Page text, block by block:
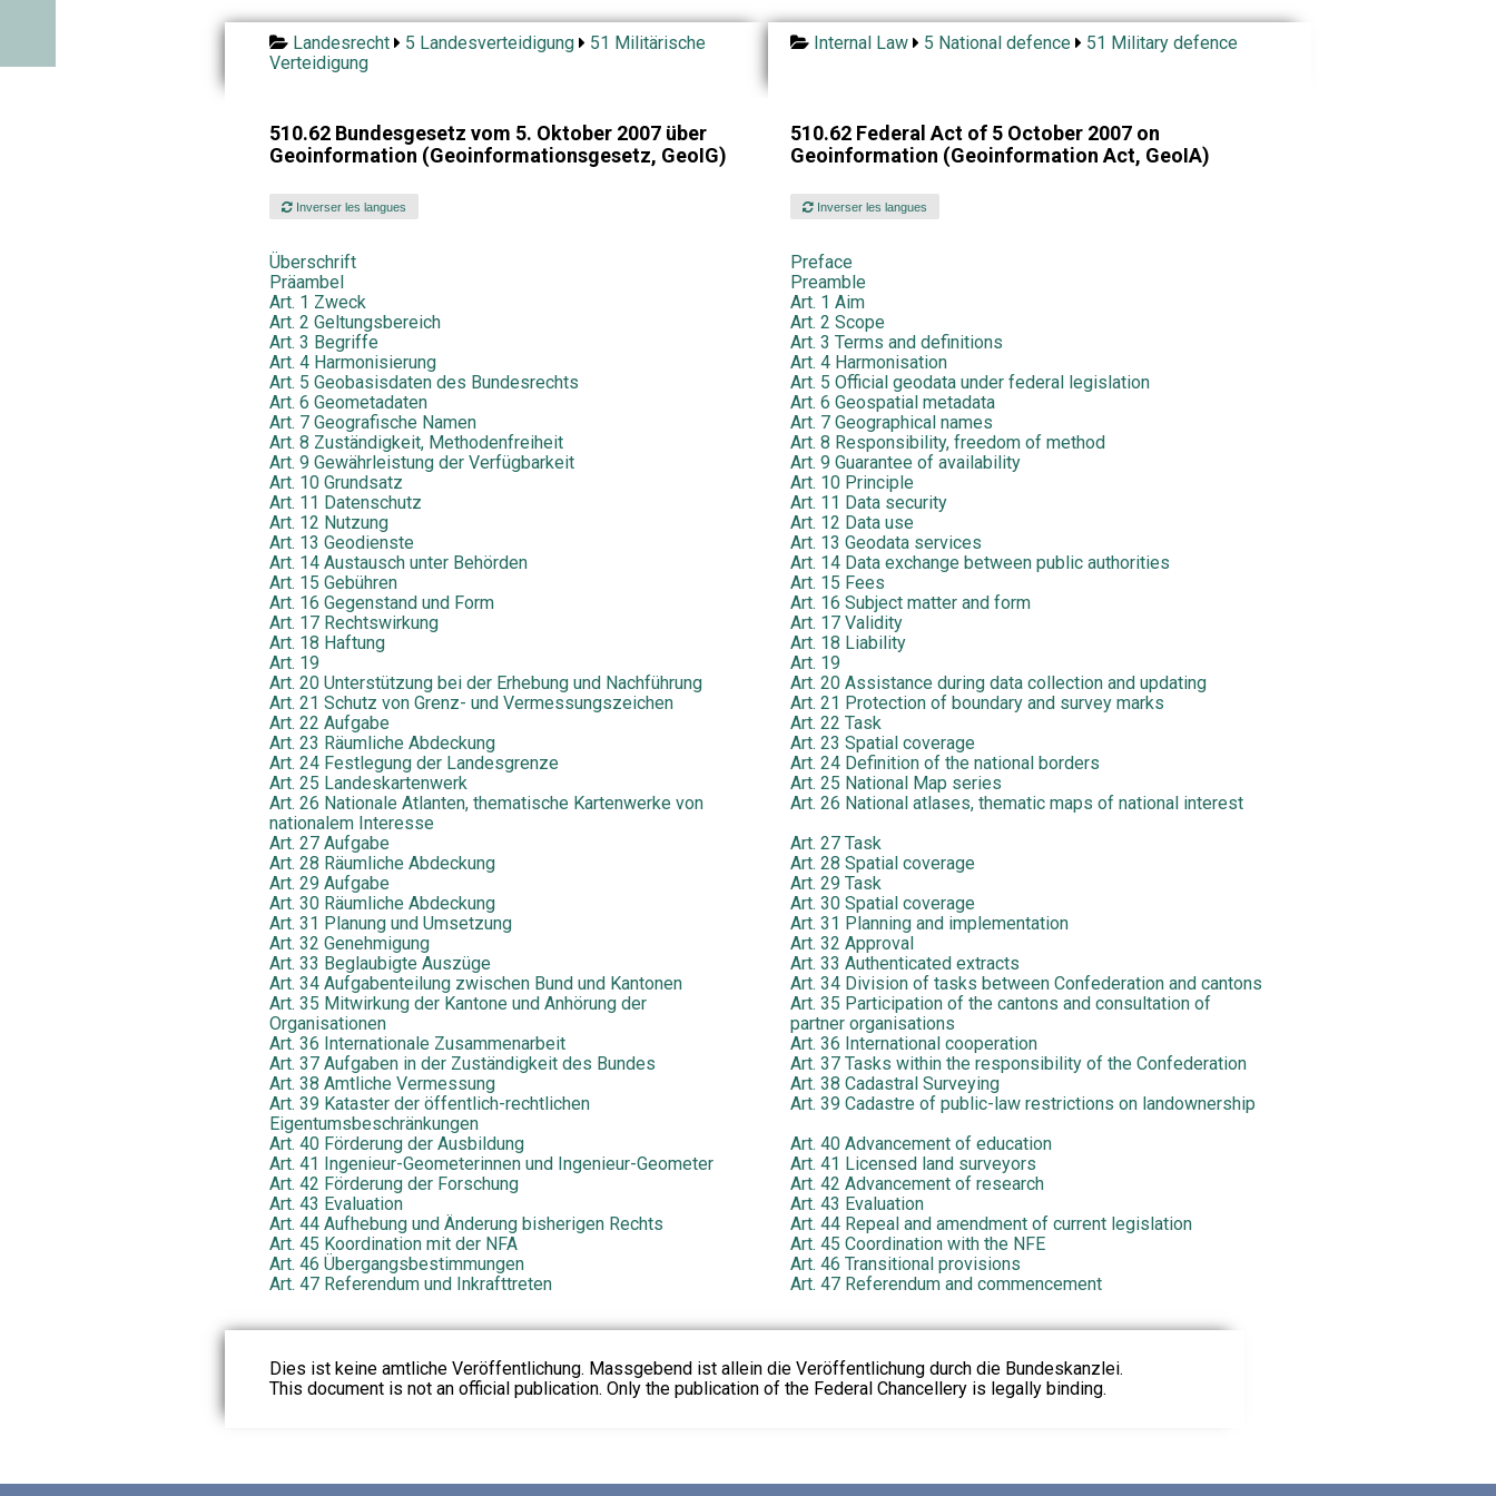
Landesrecht 5 Landesverteidigung
51 Militärische
Verteidigung
Internal Law 5 National defence 51 Military defence
510.62 Bundesgesetz vom 5. Oktober 2007 über
Geoinformation (Geoinformationsgesetz, GeoIG)
Inverser les langues
510.62 Federal Act of 5 October 2007 on
Geoinformation (Geoinformation Act, GeoIA)
Inverser les langues
Überschrift
Preface
Präambel
Preamble
Art. 1 Zweck
Art. 1 Aim
Art. 2 Geltungsbereich
Art. 2 Scope
Art. 3 Begriffe
Art. 3 Terms and definitions
Art. 4 Harmonisierung
Art. 4 Harmonisation
Art. 5 Geobasisdaten des Bundesrechts
Art. 5 Official geodata under federal legislation
Art. 6 Geometadaten
Art. 6 Geospatial metadata
Art. 7 Geografische Namen
Art. 7 Geographical names
Art. 8 Zuständigkeit, Methodenfreiheit
Art. 8 Responsibility, freedom of method
Art. 9 Gewährleistung der Verfügbarkeit
Art. 9 Guarantee of availability
Art. 10 Grundsatz
Art. 10 Principle
Art. 11 Datenschutz
Art. 11 Data security
Art. 12 Nutzung
Art. 12 Data use
Art. 13 Geodienste
Art. 13 Geodata services
Art. 14 Austausch unter Behörden
Art. 14 Data exchange between public authorities
Art. 15 Gebühren
Art. 15 Fees
Art. 16 Gegenstand und Form
Art. 16 Subject matter and form
Art. 17 Rechtswirkung
Art. 17 Validity
Art. 18 Haftung
Art. 18 Liability
Art. 19
Art. 19
Art. 20 Unterstützung bei der Erhebung und Nachführung
Art. 20 Assistance during data collection and updating
Art. 21 Schutz von Grenz- und Vermessungszeichen
Art. 21 Protection of boundary and survey marks
Art. 22 Aufgabe
Art. 22 Task
Art. 23 Räumliche Abdeckung
Art. 23 Spatial coverage
Art. 24 Festlegung der Landesgrenze
Art. 24 Definition of the national borders
Art. 25 Landeskartenwerk
Art. 25 National Map series
Art. 26 Nationale Atlanten, thematische Kartenwerke von
nationalem Interesse
Art. 26 National atlases, thematic maps of national interest
Art. 27 Aufgabe
Art. 27 Task
Art. 28 Räumliche Abdeckung
Art. 28 Spatial coverage
Art. 29 Aufgabe
Art. 29 Task
Art. 30 Räumliche Abdeckung
Art. 30 Spatial coverage
Art. 31 Planung und Umsetzung
Art. 31 Planning and implementation
Art. 32 Genehmigung
Art. 32 Approval
Art. 33 Beglaubigte Auszüge
Art. 33 Authenticated extracts
Art. 34 Aufgabenteilung zwischen Bund und Kantonen
Art. 34 Division of tasks between Confederation and cantons
Art. 35 Mitwirkung der Kantone und Anhörung der
Organisationen
Art. 35 Participation of the cantons and consultation of
partner organisations
Art. 36 Internationale Zusammenarbeit
Art. 36 International cooperation
Art. 37 Aufgaben in der Zuständigkeit des Bundes
Art. 37 Tasks within the responsibility of the Confederation
Art. 38 Amtliche Vermessung
Art. 38 Cadastral Surveying
Art. 39 Kataster der öffentlich-rechtlichen
Eigentumsbeschränkungen
Art. 39 Cadastre of public-law restrictions on landownership
Art. 40 Förderung der Ausbildung
Art. 40 Advancement of education
Art. 41 Ingenieur-Geometerinnen und Ingenieur-Geometer
Art. 41 Licensed land surveyors
Art. 42 Förderung der Forschung
Art. 42 Advancement of research
Art. 43 Evaluation
Art. 43 Evaluation
Art. 44 Aufhebung und Änderung bisherigen Rechts
Art. 44 Repeal and amendment of current legislation
Art. 45 Koordination mit der NFA
Art. 45 Coordination with the NFE
Art. 46 Übergangsbestimmungen
Art. 46 Transitional provisions
Art. 47 Referendum und Inkrafttreten
Art. 47 Referendum and commencement
Dies ist keine amtliche Veröffentlichung. Massgebend ist allein die Veröffentlichung durch die Bundeskanzlei.
This document is not an official publication. Only the publication of the Federal Chancellery is legally binding.